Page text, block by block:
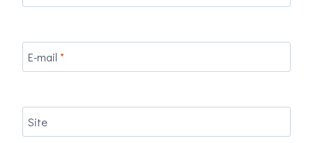
E-mail *
Site